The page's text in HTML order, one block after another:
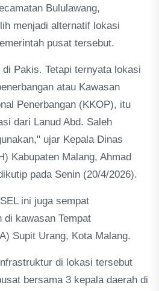
Bululawang,
menjadi alternatif lokasi
pusat tersebut.
Pakis. Tetapi ternyata lokasi
atau Kawasan
Penerbangan (KKOP), itu
dari Lanud Abd. Saleh
ujar Kepala Dinas
Kabupaten Malang, Ahmad
pada Senin (20/4/2026).
ini juga sempat
di kawasan Tempat
Supit Urang, Kota Malang.
di lokasi tersebut
bersama 3 kepala daerah di